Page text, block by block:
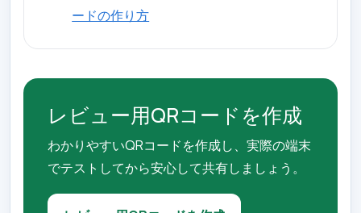
ードの作り方
レビュー用QRコードを作成
わかりやすいQRコードを作成し、実際の端末
でテストしてから安心して共有しましょう。